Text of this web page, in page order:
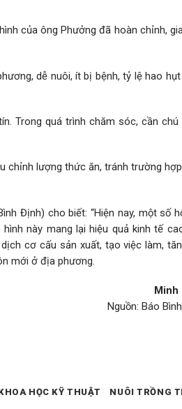
của ông Phưởng đã hoàn chỉnh,
dễ nuôi, ít bị bệnh, tỷ lệ hao hụt
Trong quá trình chăm sóc, cần chú
chỉnh lượng thức ăn, tránh trường
Định) cho biết: “Hiện nay, một số
này mang lại hiệu quả kinh tế
cơ cấu sản xuất, tạo việc làm,
mới ở địa phương.
Minh
Nguồn: Báo
HỌC KỸ THUẬT NUÔI TRỒNG